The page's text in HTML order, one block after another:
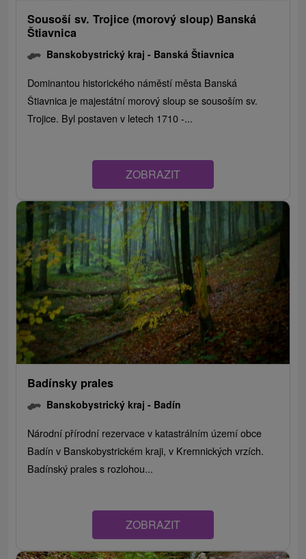
Sousoší sv. Trojice (morový sloup) Banská
Štiavnica
Banskobystrický kraj - Banská Štiavnica
Dominantou historického náměstí města Banská
Štiavnica je majestátní morový sloup se sousoším sv.
Trojice. Byl postaven v letech 1710 -...
ZOBRAZIT
Badínsky prales
Banskobystrický kraj - Badín
Národní přírodní rezervace v katastrálním území obce
Badín v Banskobystrickém kraji, v Kremnických vrzích.
Badínský prales s rozlohou...
ZOBRAZIT